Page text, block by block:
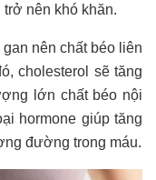
nên khó khăn.
nên chất béo liên
cholesterol sẽ tăng
lớn chất béo nội
hormone giúp tăng
đường trong máu.